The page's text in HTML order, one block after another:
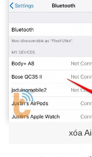
xóa